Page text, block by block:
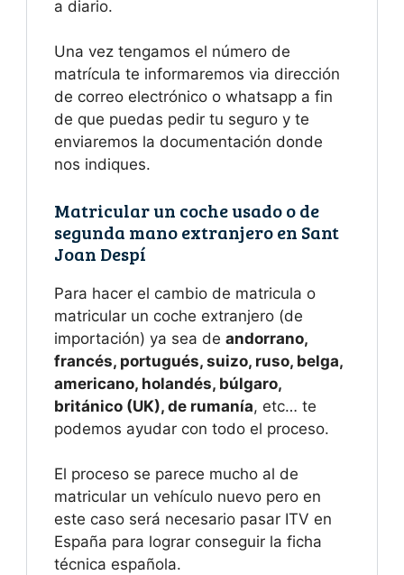
a diario.
Una vez tengamos el número de
matrícula te informaremos via dirección
de correo electrónico o whatsapp a fin
de que puedas pedir tu seguro y te
enviaremos la documentación donde
nos indiques.
Matricular un coche usado o de
segunda mano extranjero en Sant
Joan Despí
Para hacer el cambio de matricula o
matricular un coche extranjero (de
importación) ya sea de andorrano,
francés, portugués, suizo, ruso, belga,
americano, holandés, búlgaro,
británico (UK), de rumanía, etc… te
podemos ayudar con todo el proceso.
El proceso se parece mucho al de
matricular un vehículo nuevo pero en
este caso será necesario pasar ITV en
España para lograr conseguir la ficha
técnica española.